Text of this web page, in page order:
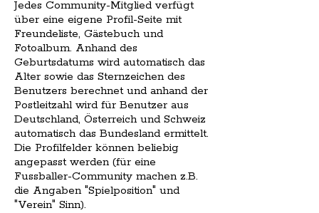
Jedes Community-Mitglied verfügt
über eine eigene Profil-Seite mit
Freundeliste, Gästebuch und
Fotoalbum. Anhand des
Geburtsdatums wird automatisch das
Alter sowie das Sternzeichen des
Benutzers berechnet und anhand der
Postleitzahl wird für Benutzer aus
Deutschland, Österreich und Schweiz
automatisch das Bundesland ermittelt.
Die Profilfelder können beliebig
angepasst werden (für eine
Fussballer-Community machen z.B.
die Angaben "Spielposition" und
"Verein" Sinn).